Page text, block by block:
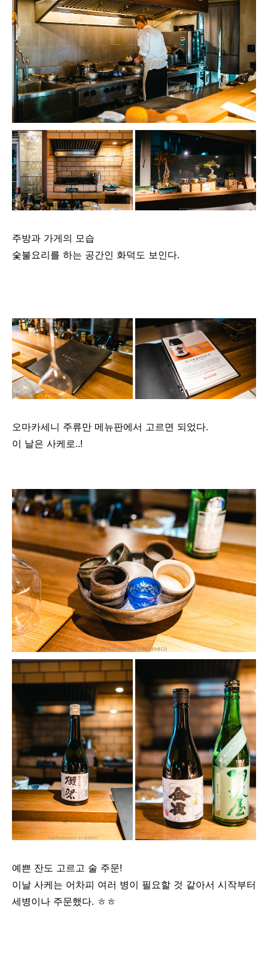
주방과 가게의 모습
숯불요리를 하는 공간인 화덕도 보인다.
오마카세니 주류만 메뉴판에서 고르면 되었다.
이 날은 사케로..!
예쁜 잔도 고르고 술 주문!
이날 사케는 어차피 여러 병이 필요할 것 같아서 시작부터
세병이나 주문했다. ㅎㅎ